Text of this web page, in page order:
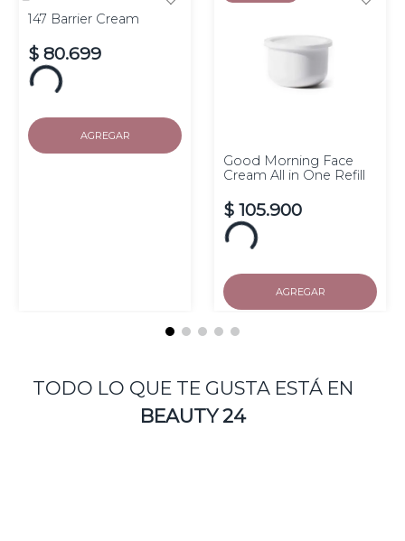
147 Barrier Cream
$ 80.699
AGREGAR
Good Morning Face
Cream All in One Refill
$ 105.900
AGREGAR
TODO LO QUE TE GUSTA ESTÁ EN
BEAUTY 24